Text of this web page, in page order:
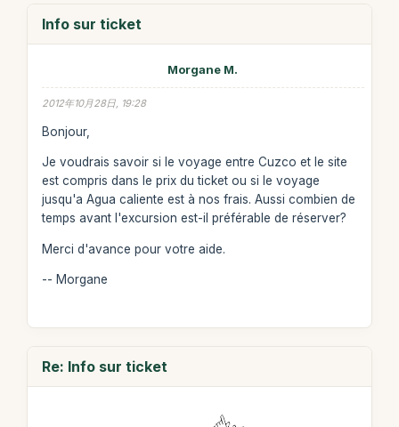
Info sur ticket
Morgane M.
2012年10月28日, 19:28
Bonjour,
Je voudrais savoir si le voyage entre Cuzco et le site
est compris dans le prix du ticket ou si le voyage
jusqu'a Agua caliente est à nos frais. Aussi combien de
temps avant l'excursion est-il préférable de réserver?
Merci d'avance pour votre aide.
-- Morgane
Re: Info sur ticket